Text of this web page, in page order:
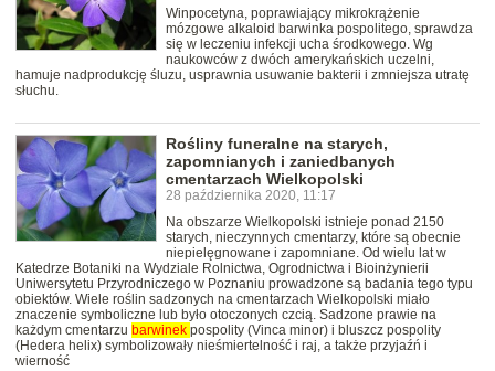
Winpocetyna, poprawiający mikrokrążenie
mózgowe alkaloid barwinka pospolitego, sprawdza
się w leczeniu infekcji ucha środkowego. Wg
naukowców z dwóch amerykańskich uczelni,
hamuje nadprodukcję śluzu, usprawnia usuwanie bakterii i zmniejsza utratę
słuchu.
Rośliny funeralne na starych,
zapomnianych i zaniedbanych
cmentarzach Wielkopolski
28 października 2020, 11:17
Na obszarze Wielkopolski istnieje ponad 2150
starych, nieczynnych cmentarzy, które są obecnie
niepielęgnowane i zapomniane. Od wielu lat w
Katedrze Botaniki na Wydziale Rolnictwa, Ogrodnictwa i Bioinżynierii
Uniwersytetu Przyrodniczego w Poznaniu prowadzone są badania tego typu
obiektów. Wiele roślin sadzonych na cmentarzach Wielkopolski miało
znaczenie symboliczne lub było otoczonych czcią. Sadzone prawie na
każdym cmentarzu barwinek pospolity (Vinca minor) i bluszcz pospolity
(Hedera helix) symbolizowały nieśmiertelność i raj, a także przyjaźń i
wierność